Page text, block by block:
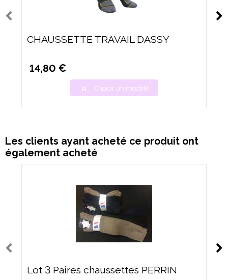
CHAUSSETTE TRAVAIL DASSY
14,80 €
Choisir un modèle
Les clients ayant acheté ce produit ont
également acheté
Lot 3 Paires chaussettes PERRIN